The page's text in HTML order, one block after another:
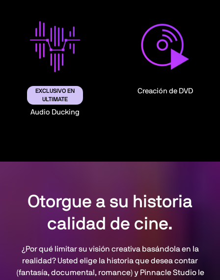
EXCLUSIVO EN
ULTIMATE
Audio Ducking
Creación de DVD
Otorgue a su historia
calidad de cine.
¿Por qué limitar su visión creativa basándola en la
realidad? Usted elige la historia que desea contar
(fantasía, documental, romance) y Pinnacle Studio le